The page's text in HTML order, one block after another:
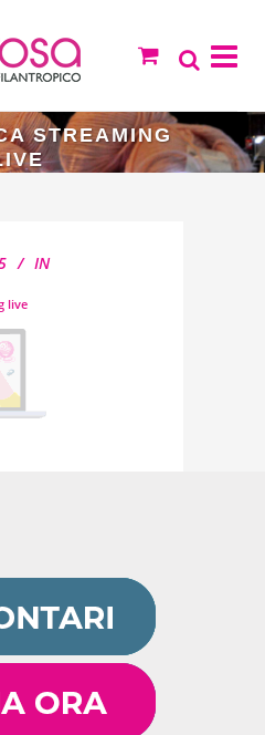
STREAMING
IN
live